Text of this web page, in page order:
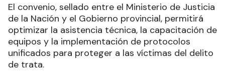
El convenio, sellado entre el Ministerio de Justicia
de la Nación y el Gobierno provincial, permitirá
optimizar la asistencia técnica, la capacitación de
equipos y la implementación de protocolos
unificados para proteger a las víctimas del delito
de trata.